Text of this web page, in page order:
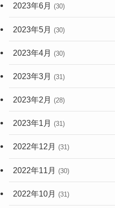
2023年6月 (30)
2023年5月 (30)
2023年4月 (30)
2023年3月 (31)
2023年2月 (28)
2023年1月 (31)
2022年12月 (31)
2022年11月 (30)
2022年10月 (31)